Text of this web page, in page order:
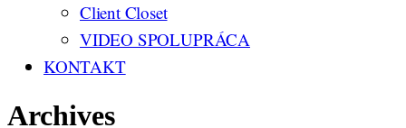
Client Closet
VIDEO SPOLUPRÁCA
KONTAKT
Archives